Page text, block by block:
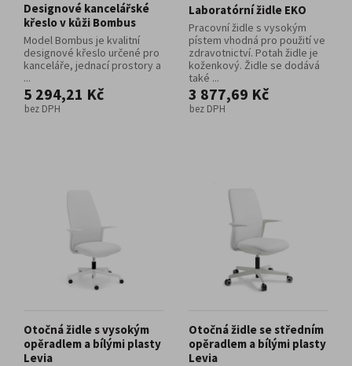
Designové kancelářské
křeslo v kůži Bombus
Model Bombus je kvalitní
designové křeslo určené pro
kanceláře, jednací prostory a
...
5 294,21 Kč
bez DPH
Laboratórní židle EKO
Pracovní židle s vysokým
pístem vhodná pro použití ve
zdravotnictví. Potah židle je
koženkový. Židle se dodává
také ...
3 877,69 Kč
bez DPH
Otočná židle s vysokým
opěradlem a bílými plasty
Levia
Otočná židle se středním
opěradlem a bílými plasty
Levia